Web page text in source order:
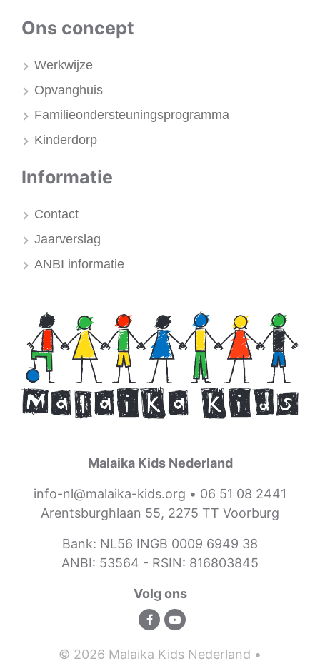
Ons concept
Werkwijze
Opvanghuis
Familieondersteuningsprogramma
Kinderdorp
Informatie
Contact
Jaarverslag
ANBI informatie
Malaika Kids Nederland
info-nl@malaika-kids.org • 06 51 08 2441
Arentsburghlaan 55, 2275 TT Voorburg
Bank: NL56 INGB 0009 6949 38
ANBI: 53564 - RSIN: 816803845
Volg ons
© 2026 Malaika Kids Nederland •